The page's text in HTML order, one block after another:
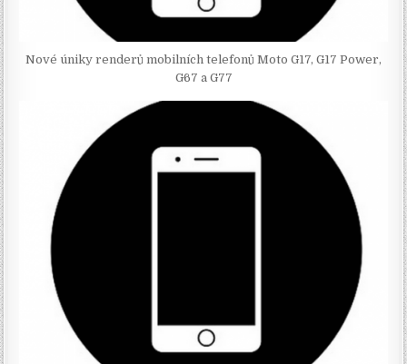
Nové úniky renderů mobilních telefonů Moto G17, G17 Power,
G67 a G77